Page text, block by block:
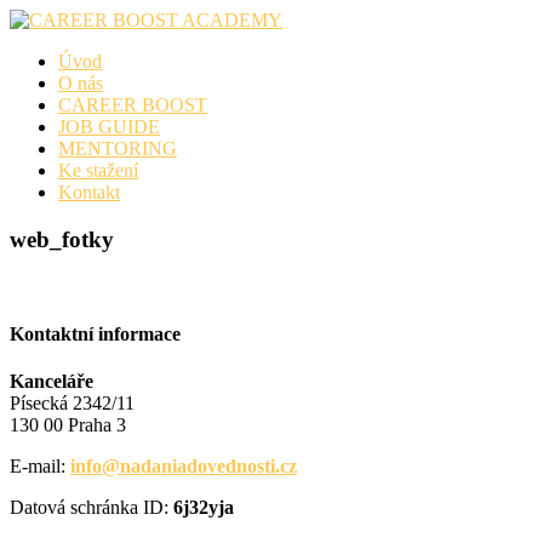
Skip
contentÚvod
O nás
CAREER BOOST
JOB GUIDE
MENTORING
Ke stažení
Kontakt
web_fotky
Kontaktní informace
Kanceláře
Písecká 2342/11
130 00 Praha 3
E-mail: info@nadaniadovednosti.cz
Datová schránka ID: 6j32yja